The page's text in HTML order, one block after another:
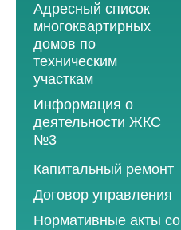
Адресный список
многоквартирных
домов по
техническим
участкам
Информация о
деятельности ЖКС
№3
Программы
Капитальный ремонт
Договор управления
Нормативные акты со